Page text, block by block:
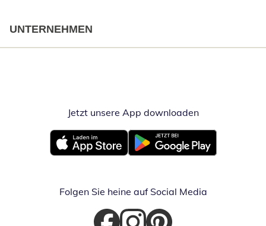
UNTERNEHMEN
Jetzt unsere App downloadenÖffnet in
Öffnet in neuem FensterÖffnet in neuem Fenster
Folgen Sie heine auf Social Media